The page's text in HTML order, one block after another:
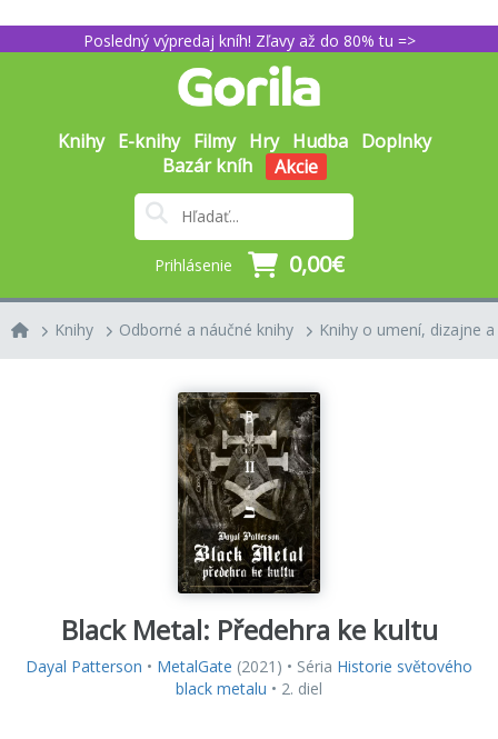
Posledný výpredaj kníh! Zľavy až do 80% tu =>
Knihy E-knihy Filmy Hry Hudba Doplnky
Bazár kníh
Akcie
Prihlásenie 0,00€
Knihy Odborné a náučné knihy Knihy o umení, dizajne
Black Metal: Předehra ke kultu
Dayal Patterson • MetalGate (2021) • Séria Historie světového
black metalu • 2. diel